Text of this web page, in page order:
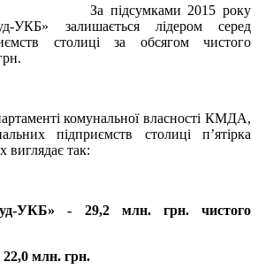
За підсумками 2015 року
УКБ» залишається лідером серед
столиці за обсягом чистого
комунальної власності КМДА,
підприємств столиці п’ятірка
виглядає так:
УКБ» - 29,2 млн. грн. чистого
млн. грн.